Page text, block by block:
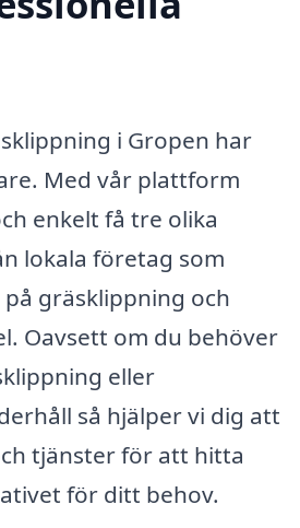
i Gropen har
Med vår plattform
enkelt få tre olika
lokala företag som
gräsklippning och
Oavsett om du behöver
eller
så hjälper vi dig att
tjänster för att hitta
för ditt behov.